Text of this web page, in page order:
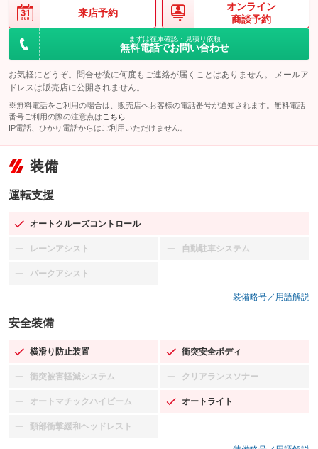
来店予約
オンライン
商談予約
まずは在庫確認・見積り依頼
無料電話でお問い合わせ
お気軽にどうぞ。問合せ後に何度もご連絡が届くことはありません。 メールア
ドレスは販売店に公開されません。
※無料電話をご利用の場合は、販売店へお客様の電話番号が通知されます。無料電話
番号ご利用の際の注意点は こちら
IP電話、ひかり電話からはご利用いただけません。
装備
運転支援
オートクルーズコントロール
：装備あり
レーンアシスト
：装備なし 自動駐車システム
：装備なし
パークアシスト
：装備なし
装備略号／用語解説
安全装備
横滑り防止装置
：装備あり 衝突安全ボディ
：装備あり
衝突被害軽減システム
：装備なし クリアランスソナー
：装備なし
オートマチックハイビーム
：装備なし オートライト
：装備あり
頸部衝撃緩和ヘッドレスト
：装備なし